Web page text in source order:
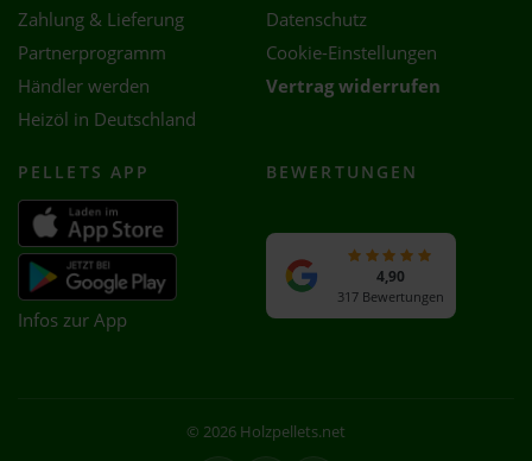
Zahlung & Lieferung
Partnerprogramm
Händler werden
Heizöl in Deutschland
Datenschutz
Cookie-Einstellungen
Vertrag widerrufen
PELLETS APP
Infos zur App
BEWERTUNGEN
4,90
317 Bewertungen
© 2026 Holzpellets.net